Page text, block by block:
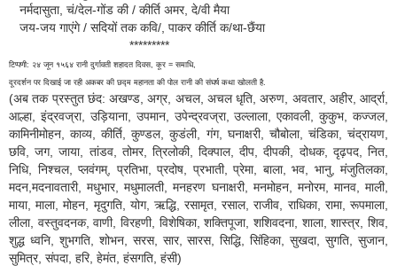
नर्मदासुता, चं/देल-गोंड की / कीर्ति अमर, दे/वी मैया
जय-जय गाएंगे / सदियों तक कवि/, पाकर कीर्ति क/था-छैंया
*********
टिप्पणी: २४ जून १५६४ रानी दुर्गावती शहादत दिवस, कूर = समाधि,
दूरदर्शन पर दिखाई जा रही अकबर की छद्म महानता की पोल रानी की संघर्ष कथा खोलती है.
(अब तक प्रस्तुत छंद: अखण्ड, अग्र, अचल, अचल धृति, अरुण, अवतार, अहीर, आर्द्रा,
आल्हा, इंद्रवज्रा, उड़ियाना, उपमान, उपेन्द्रवज्रा, उल्लाला, एकावली, कुकुभ, कज्जल,
कामिनीमोहन, काव्य, कीर्ति, कुण्डल, कुडंली, गंग, घनाक्षरी, चौबोला, चंडिका, चंद्रायण,
छवि, जग, जाया, तांडव, तोमर, त्रिलोकी, दिक्पाल, दीप, दीपकी, दोधक, दृढ़पद, नित,
निधि, निश्चल, प्लवंगम्, प्रतिभा, प्रदोष, प्रभाती, प्रेमा, बाला, भव, भानु, मंजुतिलका,
मदन,मदनावतारी, मधुभार, मधुमालती, मनहरण घनाक्षरी, मनमोहन, मनोरम, मानव, माली,
माया, माला, मोहन, मृदुगति, योग, ऋद्धि, रसामृत, रसाल, राजीव, राधिका, रामा, रूपमाला,
लीला, वस्तुवदनक, वाणी, विरहणी, विशेषिका, शक्तिपूजा, शशिवदना, शाला, शास्त्र, शिव,
शुद्ध ध्वनि, शुभगति, शोभन, सरस, सार, सारस, सिद्धि, सिंहिका, सुखदा, सुगति, सुजान,
सुमित्र, संपदा, हरि, हेमंत, हंसगति, हंसी)